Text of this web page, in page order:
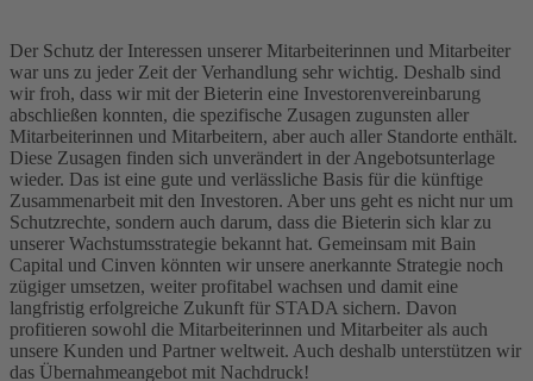
Der Schutz der Interessen unserer Mitarbeiterinnen und Mitarbeiter
war uns zu jeder Zeit der Verhandlung sehr wichtig. Deshalb sind
wir froh, dass wir mit der Bieterin eine Investorenvereinbarung
abschließen konnten, die spezifische Zusagen zugunsten aller
Mitarbeiterinnen und Mitarbeitern, aber auch aller Standorte enthält.
Diese Zusagen finden sich unverändert in der Angebotsunterlage
wieder. Das ist eine gute und verlässliche Basis für die künftige
Zusammenarbeit mit den Investoren. Aber uns geht es nicht nur um
Schutzrechte, sondern auch darum, dass die Bieterin sich klar zu
unserer Wachstumsstrategie bekannt hat. Gemeinsam mit Bain
Capital und Cinven könnten wir unsere anerkannte Strategie noch
zügiger umsetzen, weiter profitabel wachsen und damit eine
langfristig erfolgreiche Zukunft für STADA sichern. Davon
profitieren sowohl die Mitarbeiterinnen und Mitarbeiter als auch
unsere Kunden und Partner weltweit. Auch deshalb unterstützen wir
das Übernahmeangebot mit Nachdruck!